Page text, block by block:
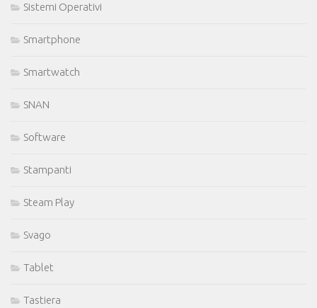
Sistemi Operativi
Smartphone
Smartwatch
SNAN
Software
Stampanti
Steam Play
Svago
Tablet
Tastiera